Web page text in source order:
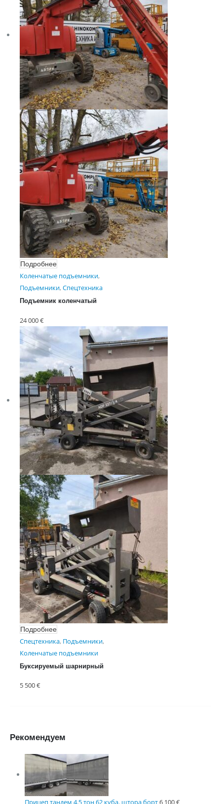
Подробнее
Коленчатые подъемники,
Подъемники,Спецтехника
Подъемник коленчатый
24 000€
Подробнее
Спецтехника, Подъемники,
Коленчатые подъемники
Буксируемый шарнирный
5 500€
Рекомендуем
Прицеп тандем 4.5 тон 62 куба. штора борт6 100€